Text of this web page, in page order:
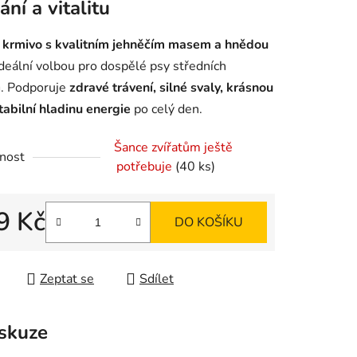
a vitalitu
krmivo s kvalitním jehněčím masem a hnědou
volbou pro dospělé psy středních
Podporuje zdravé trávení, silné svaly, krásnou
hladinu energie po celý den.
Šance zvířatům ještě
potřebuje (40 ks)
Kč DO KOŠÍKU
Zeptat se Sdílet